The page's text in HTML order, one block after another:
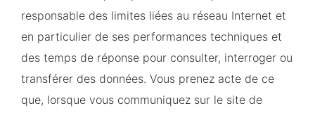
responsable des limites liées au réseau Internet et
en particulier de ses performances techniques et
des temps de réponse pour consulter, interroger ou
transférer des données. Vous prenez acte de ce
que, lorsque vous communiquez sur le site de